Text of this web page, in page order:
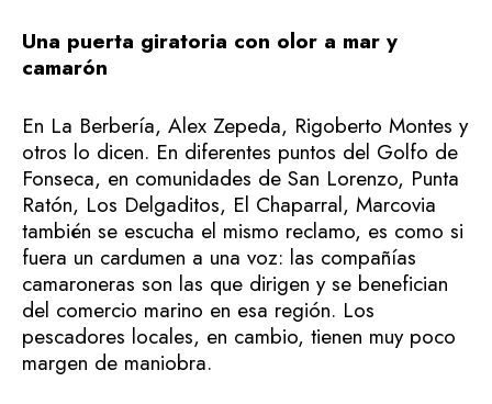
Una puerta giratoria con olor a mar y
camarón
En La Berbería, Alex Zepeda, Rigoberto Montes y
otros lo dicen. En diferentes puntos del Golfo de
Fonseca, en comunidades de San Lorenzo, Punta
Ratón, Los Delgaditos, El Chaparral, Marcovia
también se escucha el mismo reclamo, es como si
fuera un cardumen a una voz: las compañías
camaroneras son las que dirigen y se benefician
del comercio marino en esa región. Los
pescadores locales, en cambio, tienen muy poco
margen de maniobra.